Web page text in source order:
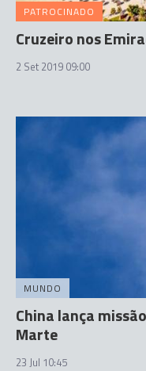
PATROCINADO
Cruzeiro nos
2 Set 2019 09:00
MUNDO
China lança
Marte
23 Jul 10:45